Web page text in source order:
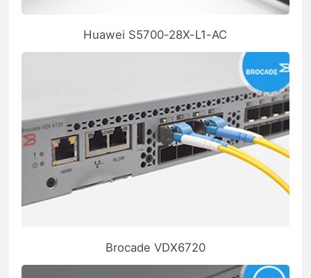
Huawei S5700-28X-L1-AC
Brocade VDX6720